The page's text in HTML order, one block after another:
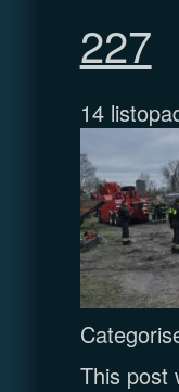
227
14
This post